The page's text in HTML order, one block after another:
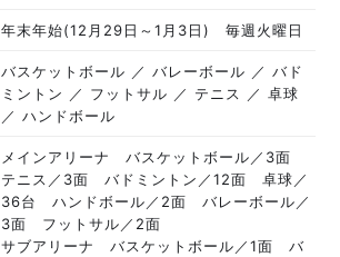
年末年始(12月29日～1月3日) 毎週火曜日
バスケットボール バレーボール
バド
ミントン
フットサル テニス
卓球
ハンドボール
メインアリーナ バスケットボール／3面
テニス／3面 バドミントン／12面 卓球／
36台 ハンドボール／2面 バレーボール／
3面 フットサル／2面
サブアリーナ バスケットボール／1面 バ